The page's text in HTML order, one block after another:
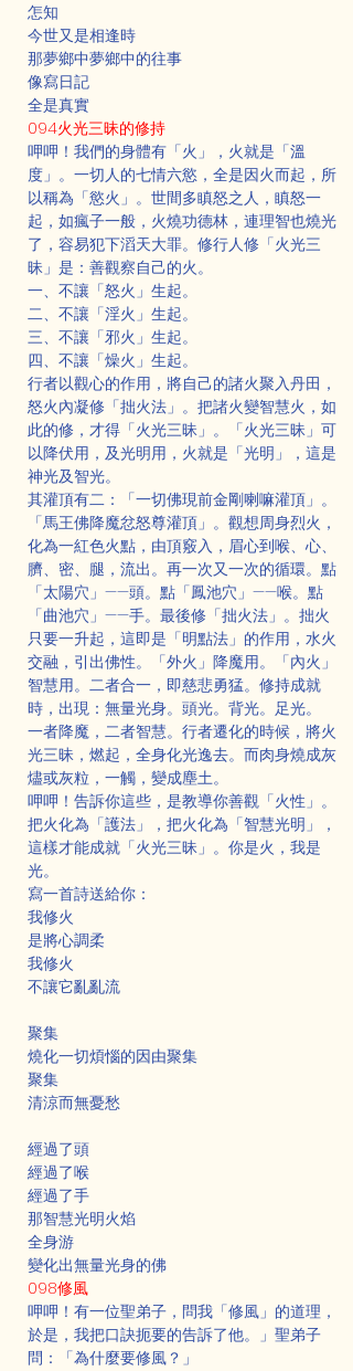
怎知
今世又是相逢時
那夢鄉中夢鄉中的往事
像寫日記
全是真實
094火光三昧的修持
呷呷！我們的身體有「火」，火就是「溫
度」。一切人的七情六慾，全是因火而起，所
以稱為「慾火」。世間多瞋怒之人，瞋怒一
起，如瘋子一般，火燒功德林，連理智也燒光
了，容易犯下滔天大罪。修行人修「火光三
昧」是：善觀察自己的火。
一、不讓「怒火」生起。
二、不讓「淫火」生起。
三、不讓「邪火」生起。
四、不讓「燥火」生起。
行者以觀心的作用，將自己的諸火聚入丹田，
怒火內凝修「拙火法」。把諸火變智慧火，如
此的修，才得「火光三昧」。「火光三昧」可
以降伏用，及光明用，火就是「光明」，這是
神光及智光。
其灌頂有二：「一切佛現前金剛喇嘛灌頂」。
「馬王佛降魔忿怒尊灌頂」。觀想周身烈火，
化為一紅色火點，由頂竅入，眉心到喉、心、
臍、密、腿，流出。再一次又一次的循環。點
「太陽穴」——頭。點「鳳池穴」——喉。點
「曲池穴」——手。最後修「拙火法」。拙火
只要一升起，這即是「明點法」的作用，水火
交融，引出佛性。「外火」降魔用。「內火」
智慧用。二者合一，即慈悲勇猛。修持成就
時，出現：無量光身。頭光。背光。足光。
一者降魔，二者智慧。行者遷化的時候，將火
光三昧，燃起，全身化光逸去。而肉身燒成灰
燼或灰粒，一觸，變成塵土。
呷呷！告訴你這些，是教導你善觀「火性」。
把火化為「護法」，把火化為「智慧光明」，
這樣才能成就「火光三昧」。你是火，我是
光。
寫一首詩送給你：
我修火
是將心調柔
我修火
不讓它亂亂流
聚集
燒化一切煩惱的因由聚集
聚集
清涼而無憂愁
經過了頭
經過了喉
經過了手
那智慧光明火焰
全身游
變化出無量光身的佛
098修風
呷呷！有一位聖弟子，問我「修風」的道理，
於是，我把口訣扼要的告訴了他。」聖弟子
問：「為什麼要修風？」